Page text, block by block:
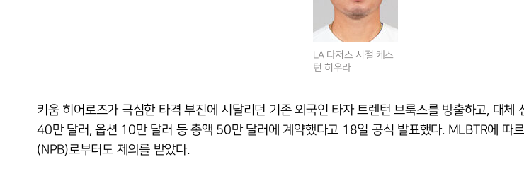
LA 다저스 시절 케스
턴 히우라
키움 히어로즈가 극심한 타격 부진에 시달리던 기존 외국인 타자 트렌턴 브룩스를 방출하고, 대체
40만 달러, 옵션 10만 달러 등 총액 50만 달러에 계약했다고 18일 공식 발표했다. MLBTR에 따
(NPB)로부터도 제의를 받았다.